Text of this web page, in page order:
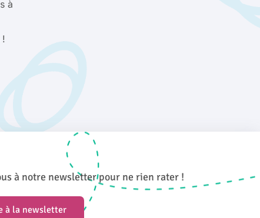
à
!
à notre newsletter pour ne rien rater !
à la newsletter